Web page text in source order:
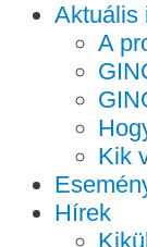
Aktuális
A
Kik
Hírek